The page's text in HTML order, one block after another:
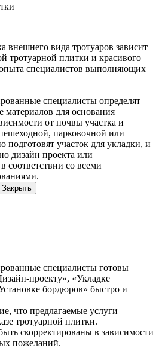
внешнего вида тротуаров зависит
тротуарной плитки и красивого
специалистов выполняющих
специалисты определят
материалов для основания
от почвы участка и
парковочной или
подготовят участок для укладки, и
дизайн проекта или
соответствии со всеми
Закрыть
специалисты готовы
проекту», «Укладке
бордюров» быстро и
что предлагаемые услуги
тротуарной плитки.
скорректированы в зависимости
пожеланий.